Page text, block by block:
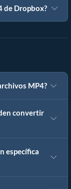
de Dropbox?
MP4?
convertir
específica